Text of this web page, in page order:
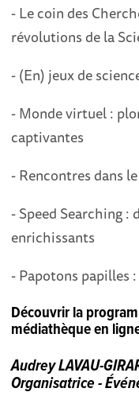
- Le coin des
révolutions de la
- (En) jeux de
- Monde virtuel :
captivantes
- Rencontres dans
- Speed Searching :
enrichissants
- Papotons papilles
Découvrir la
médiathèque en
Audrey LAVAU-
Organisatrice -